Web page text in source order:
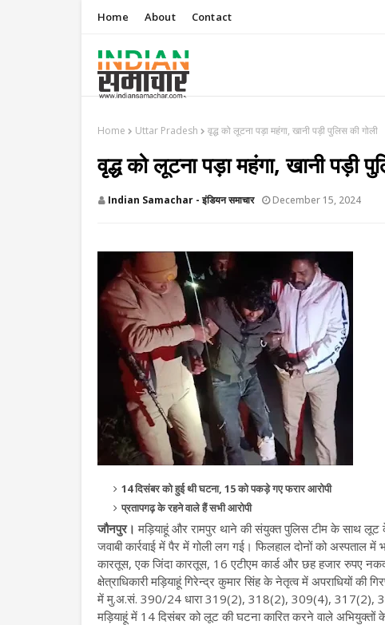
Home About Contact
Home Uttar Pradesh ​वृद्ध को लूटना पड़ा महंगा, खानी पड़ी पुलिस की गोली
​वृद्ध को लूटना पड़ा महंगा, खानी पड़ी
Indian Samachar - इंडियन समाचार December 15, 2024
14 दिसंबर को हुई थी घटना, 15 को पकड़े गए फरार आरोपी
प्रतापगढ़ के रहने वाले हैं सभी आरोपी
जौनपुर।मड़ियाहूं और रामपुर थाने की संयुक्त पुलिस टीम के साथ लूट
जवाबी कार्रवाई में पैर में गोली लग गई। फिलहाल दोनों को अस्पताल
कारतूस, एक जिंदा कारतूस, 16 एटीएम कार्ड और छह हजार रुपए नकद
क्षेत्राधिकारी मड़ियाहूं गिरेन्द्र कुमार सिंह के नेतृत्व में अपराधियों
में मु.अ.सं. 390/24 धारा 319(2), 318(2), 309(4), 317(2),
मड़ियाहूं में 14 दिसंबर को लूट की घटना कारित करने वाले अभियुक्तों के